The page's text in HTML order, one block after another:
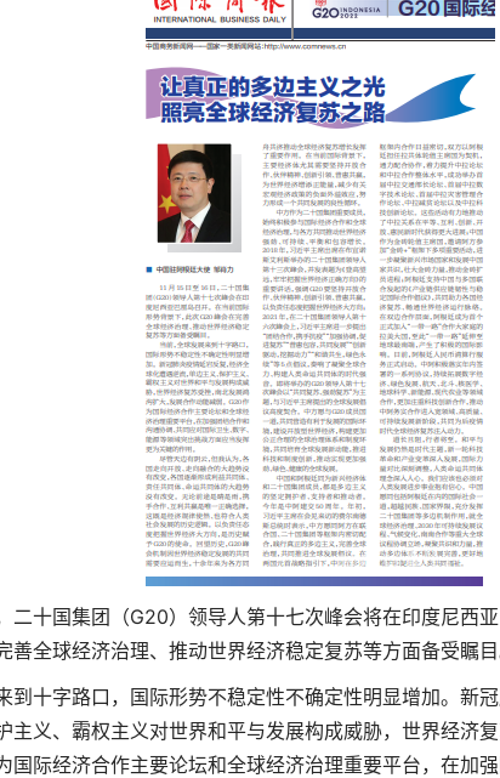
二十国集团（G20）领导人第十七次峰会将在印度尼西
善全球经济治理、推动世界经济稳定复苏等方面备受瞩目
到十字路口，国际形势不稳定性不确定性明显增加。新
主义、霸权主义对世界和平与发展构成威胁，世界经济
国际经济合作主要论坛和全球经济治理重要平台，在加